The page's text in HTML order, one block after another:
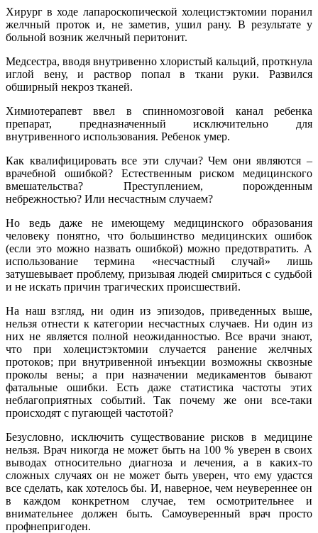
Хирург в ходе лапароскопической холецистэктомии поранил
желчный проток и, не заметив, ушил рану. В результате у
больной возник желчный перитонит.
Медсестра, вводя внутривенно хлористый кальций, проткнула
иглой вену, и раствор попал в ткани руки. Развился
обширный некроз тканей.
Химиотерапевт ввел в спинномозговой канал ребенка
препарат, предназначенный исключительно для
внутривенного использования. Ребенок умер.
Как квалифицировать все эти случаи? Чем они являются –
врачебной ошибкой? Естественным риском медицинского
вмешательства? Преступлением, порожденным
небрежностью? Или несчастным случаем?
Но ведь даже не имеющему медицинского образования
человеку понятно, что большинство медицинских ошибок
(если это можно назвать ошибкой) можно предотвратить. А
использование термина «несчастный случай» лишь
затушевывает проблему, призывая людей смириться с судьбой
и не искать причин трагических происшествий.
На наш взгляд, ни один из эпизодов, приведенных выше,
нельзя отнести к категории несчастных случаев. Ни один из
них не является полной неожиданностью. Все врачи знают,
что при холецистэктомии случается ранение желчных
протоков; при внутривенной инъекции возможны сквозные
проколы вены; а при назначении медикаментов бывают
фатальные ошибки. Есть даже статистика частоты этих
неблагоприятных событий. Так почему же они все-таки
происходят с пугающей частотой?
Безусловно, исключить существование рисков в медицине
нельзя. Врач никогда не может быть на 100 % уверен в своих
выводах относительно диагноза и лечения, а в каких-то
сложных случаях он не может быть уверен, что ему удастся
все сделать, как хотелось бы. И, наверное, чем неувереннее он
в каждом конкретном случае, тем осмотрительнее и
внимательнее должен быть. Самоуверенный врач просто
профнепригоден.